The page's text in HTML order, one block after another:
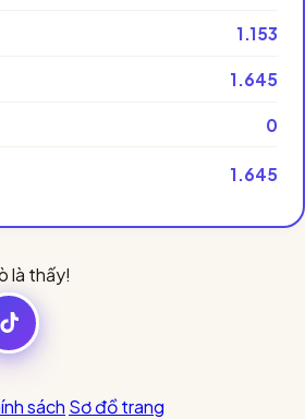
1.153
1.645
0
1.645
là thấy!
sách Sơ đồ trang